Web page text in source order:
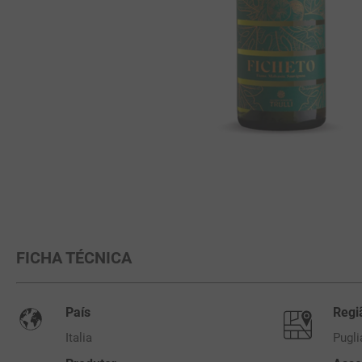
FICHA TÉCNICA
País
Italia